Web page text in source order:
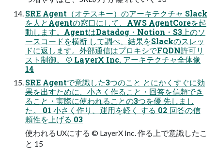
SRE Agent（オテスキー）のアーキテクチャ Slack
を人とAgentの窓口にして、AWS AgentCoreを起
動します。AgentはDatadog・Notion・S3上のソ
ースコードを横断 して調べ、結果をSlackのスレッ
ドに返します。外部通信はプロキシでFQDN許可リ
スト制御。 © LayerX Inc. アーキテクチャ全体像
14
SRE Agentで意識した3つのこと とにかくすぐに効
果を出すために、小さく作ること・回答を信頼でき
ること・実際に使われることの3つを優 先しまし
た。 01 小さく作り、運用を軽く する 02 回答の信
頼性を上げる 03
使われるUXにする © LayerX Inc. 作る上で意識したこ
と 15